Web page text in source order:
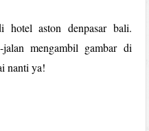
hotel aston denpasar bali.
jalan mengambil gambar di
nanti ya!